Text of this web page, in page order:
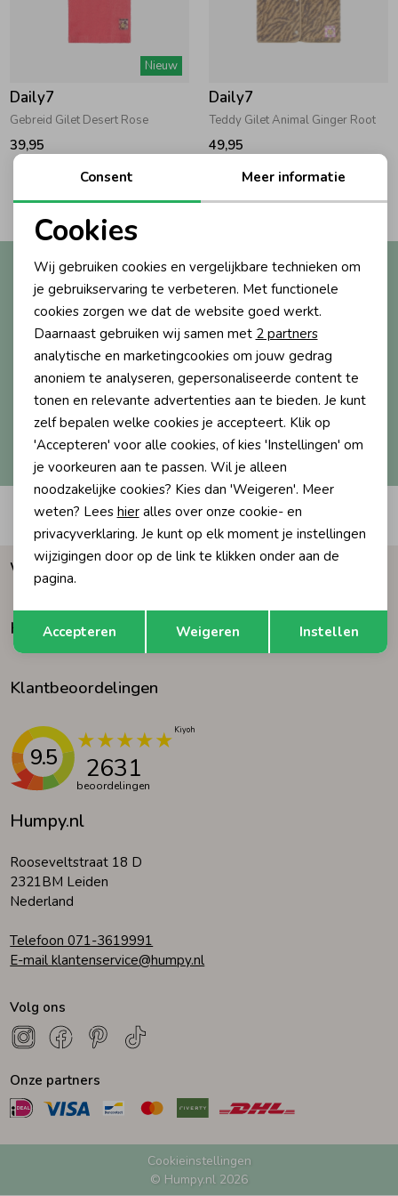
Vesten
Overhemden
Colberts & Gilets
Boxpakjes
Rompers
Ondergoed
Regenkleding &-laarzen
Zomeraccessoires
Kledingaccessoires
Vesten
Overhemden
Jurken
Rokken & Skorts
Jumpsuits
Blouses
Blazers & Gilets
Leggings
Boxpakjes
Ondergoed
Regenkleding &-laarzen
Kledingaccessoires
Beenmode
Winteraccessoires
Kledingaccessoires
Babyaccessoires
Verzorgingsproducten
Beenmode
Winteraccessoires
Zwemvesten & Zwembandjes
Nieuw
Daily7
Gebreid Gilet Desert Rose
39,95
Daily7
Teddy Gilet Animal Ginger Root
49,95
Altijd als eerste op de hoogte?
Ontvang nieuwe collecties, exclusieve acties én direct
10% korting* op je eerste bestelling.
Aanmelden
Hoe we met je data omgaan? Bekijk dit in onze
privacyverklaring.
Automatisch sparen voor korting
Humpy.nl
Rooseveltstraat 18 D
2321BM Leiden
Nederland
Telefoon 071-3619991
E-mail klantenservice@humpy.nl
Waarom Humpy?
Klantenservice
Klantbeoordelingen
9.5 2631
beoordelingen
Volg ons
Onze partners
Cookieinstellingen
© Humpy.nl 2026
Noodzakelijke cookies
Personalisatie cookies
Analytische cookies
Marketing cookies
Terug Opslaan
Consent Meer informatie
Cookies
Wij gebruiken cookies en vergelijkbare technieken om
je gebruikservaring te verbeteren. Met functionele
cookies zorgen we dat de website goed werkt.
Daarnaast gebruiken wij samen met 2 partners
analytische en marketingcookies om jouw gedrag
anoniem te analyseren, gepersonaliseerde content te
tonen en relevante advertenties aan te bieden. Je kunt
zelf bepalen welke cookies je accepteert. Klik op
'Accepteren' voor alle cookies, of kies 'Instellingen' om
je voorkeuren aan te passen. Wil je alleen
noodzakelijke cookies? Kies dan 'Weigeren'. Meer
weten? Lees hieralles over onze cookie- en
privacyverklaring. Je kunt op elk moment je instellingen
wijzigingen door op de link te klikken onder aan de
pagina.
Accepteren Weigeren Instellen